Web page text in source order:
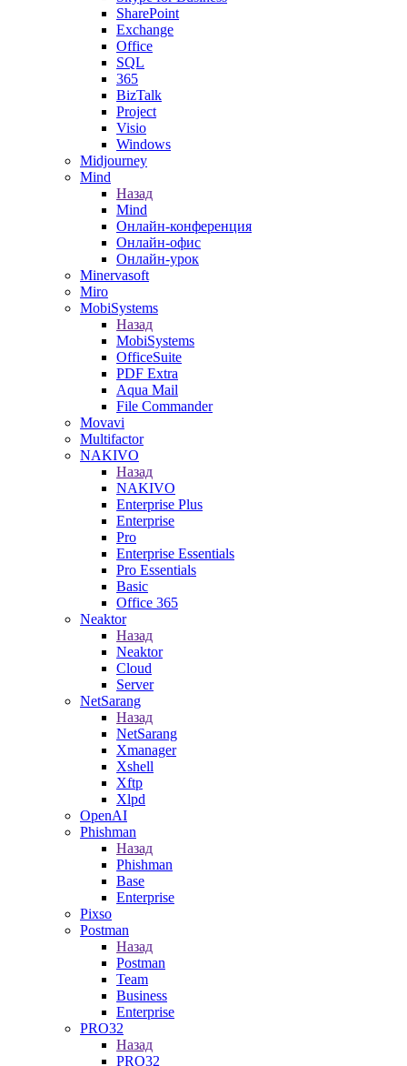
SharePoint
Exchange
Office
SQL
365
BizTalk
Project
Visio
Windows
Midjourney
Mind
Назад
Mind
Онлайн-конференция
Онлайн-офис
Онлайн-урок
Minervasoft
Miro
MobiSystems
Назад
MobiSystems
OfficeSuite
PDF Extra
Aqua Mail
File Commander
Movavi
Multifactor
NAKIVO
Назад
NAKIVO
Enterprise Plus
Enterprise
Pro
Enterprise Essentials
Pro Essentials
Basic
Office 365
Neaktor
Назад
Neaktor
Cloud
Server
NetSarang
Назад
NetSarang
Xmanager
Xshell
Xftp
Xlpd
OpenAI
Phishman
Назад
Phishman
Base
Enterprise
Pixso
Postman
Назад
Postman
Team
Business
Enterprise
PRO32
Назад
PRO32